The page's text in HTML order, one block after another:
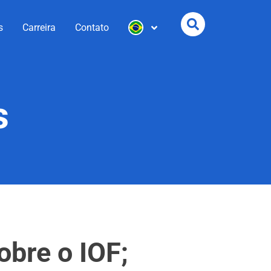
Carreira Contato
o IOF;